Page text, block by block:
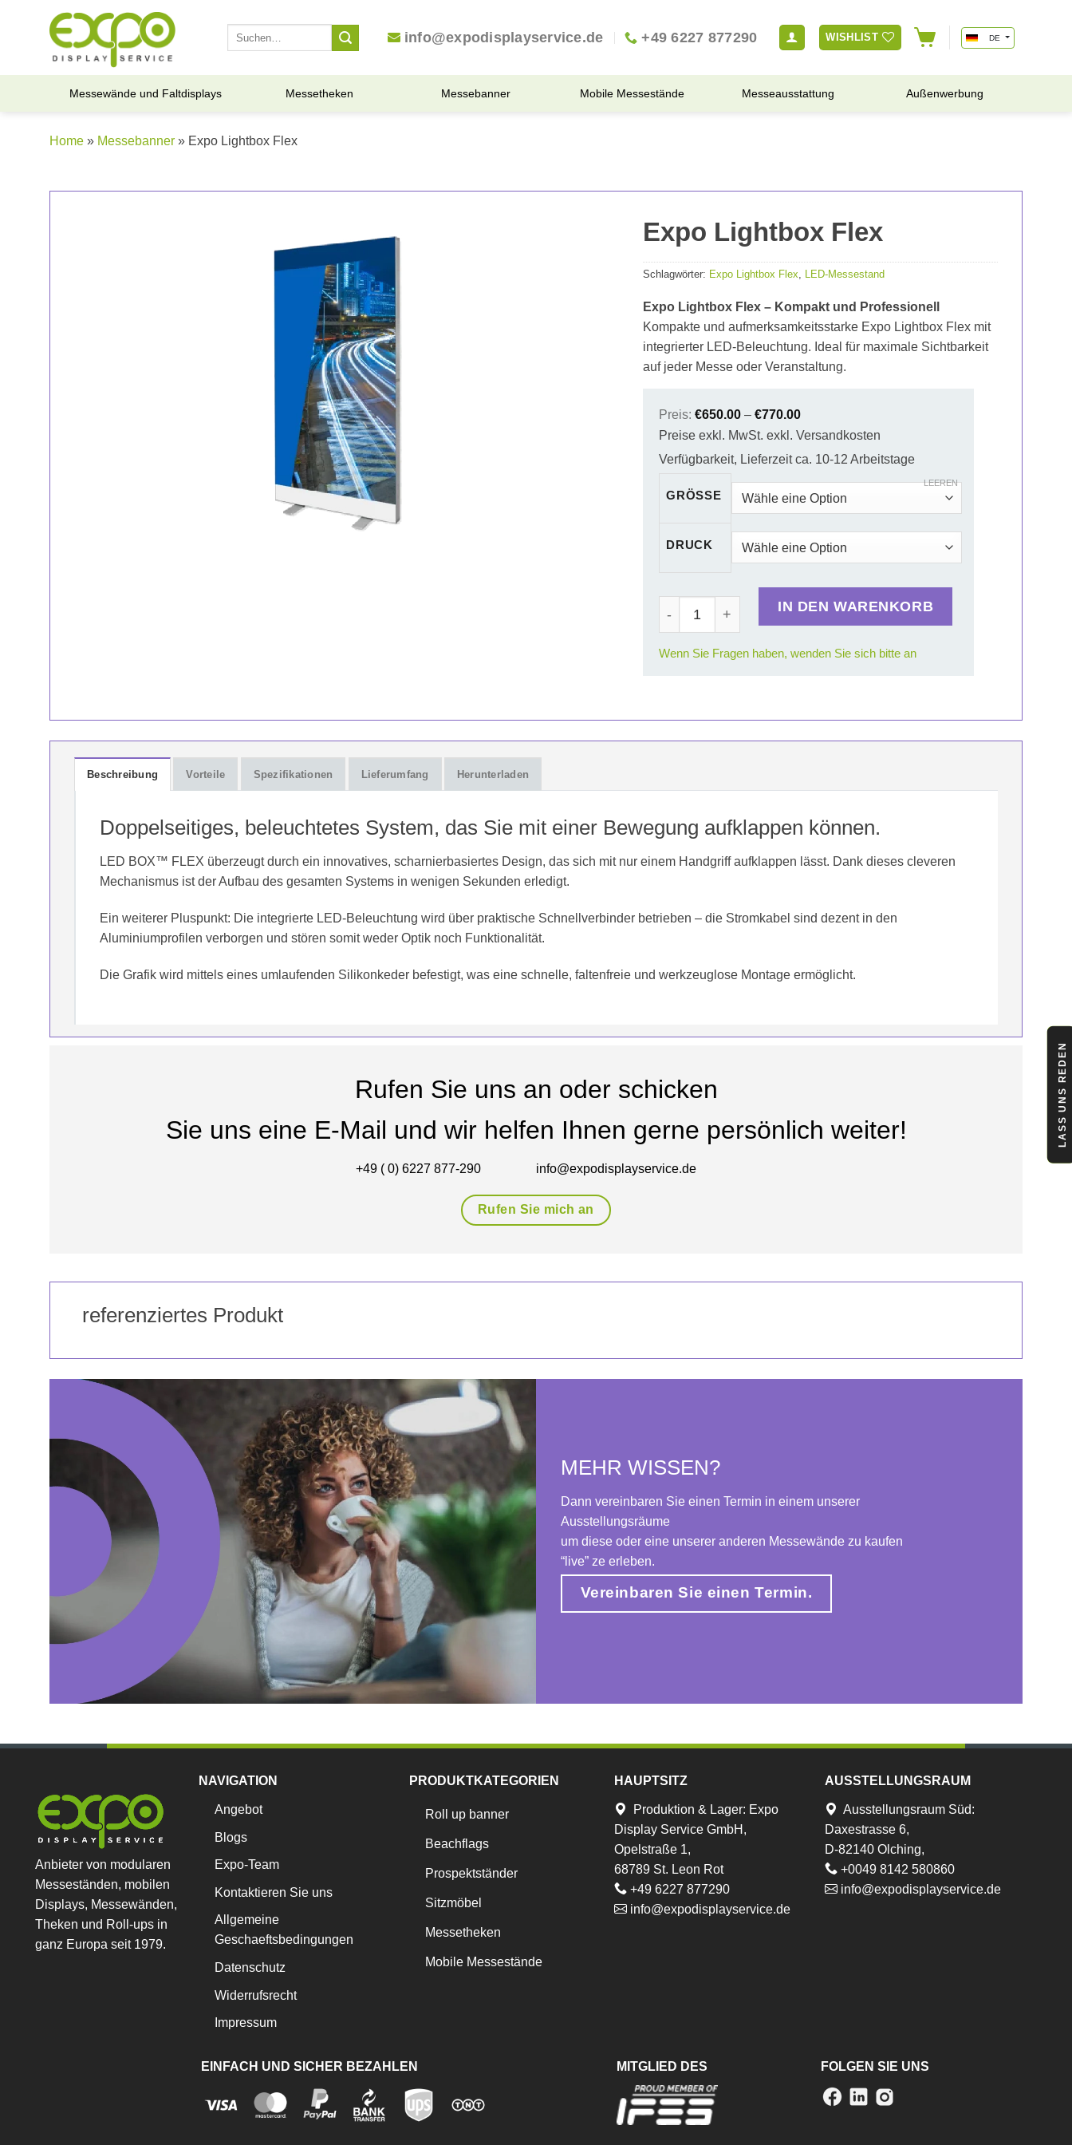
info@expodisplayservice.de +49 6227 877290 WISHLIST DE
Messewände und Faltdisplays Messetheken Messebanner Mobile Messestände Messeausstattung Außenwerbung
Home » Messebanner » Expo Lightbox Flex
Expo Lightbox Flex
Schlagwörter: Expo Lightbox Flex, LED-Messestand
Expo Lightbox Flex – Kompakt und Professionell
Kompakte und aufmerksamkeitsstarke Expo Lightbox Flex mit
integrierter LED-Beleuchtung. Ideal für maximale Sichtbarkeit
auf jeder Messe oder Veranstaltung.
Preis: €650.00– €770.00
Preise exkl. MwSt. exkl. Versandkosten
Verfügbarkeit, Lieferzeit ca. 10-12 Arbeitstage
GRÖSSE
DRUCK
LEEREN
Expo Lightbox Flex MengeIN DEN WARENKORB
Wenn Sie Fragen haben, wenden Sie sich bitte an
Beschreibung Vorteile Spezifikationen Lieferumfang Herunterladen
Doppelseitiges, beleuchtetes System, das Sie mit einer Bewegung aufklappen können.
LED BOX™ FLEX überzeugt durch ein innovatives, scharnierbasiertes Design, das sich mit nur einem Handgriff aufklappen lässt. Dank dieses cleveren
Mechanismus ist der Aufbau des gesamten Systems in wenigen Sekunden erledigt.
Ein weiterer Pluspunkt: Die integrierte LED-Beleuchtung wird über praktische Schnellverbinder betrieben – die Stromkabel sind dezent in den
Aluminiumprofilen verborgen und stören somit weder Optik noch Funktionalität.
Die Grafik wird mittels eines umlaufenden Silikonkeder befestigt, was eine schnelle, faltenfreie und werkzeuglose Montage ermöglicht.
Rufen Sie uns an oder schicken
Sie uns eine E-Mail und wir helfen Ihnen gerne persönlich weiter!
+49 ( 0) 6227 877-290 info@expodisplayservice.de
Rufen Sie mich an
referenziertes Produkt
MEHR WISSEN?
Dann vereinbaren Sie einen Termin in einem unserer
Ausstellungsräume
um diese oder eine unserer anderen Messewände zu kaufen
“live” ze erleben.
Vereinbaren Sie einen Termin.
LASS UNS REDEN
Anbieter von modularen
Messeständen, mobilen
Displays, Messewänden,
Theken und Roll-ups in
ganz Europa seit 1979.
NAVIGATION
Angebot
Blogs
Expo-Team
Kontaktieren Sie uns
Allgemeine
Geschaeftsbedingungen
Datenschutz
Widerrufsrecht
Impressum
PRODUKTKATEGORIEN
Roll up banner
Beachflags
Prospektständer
Sitzmöbel
Messetheken
Mobile Messestände
HAUPTSITZ
Produktion & Lager: Expo
Display Service GmbH,
Opelstraße 1,
68789 St. Leon Rot
+49 6227 877290
info@expodisplayservice.de
AUSSTELLUNGSRAUM
Ausstellungsraum Süd:
Daxestrasse 6,
D-82140 Olching,
+0049 8142 580860
info@expodisplayservice.de
EINFACH UND SICHER BEZAHLEN MITGLIED DES FOLGEN SIE UNS